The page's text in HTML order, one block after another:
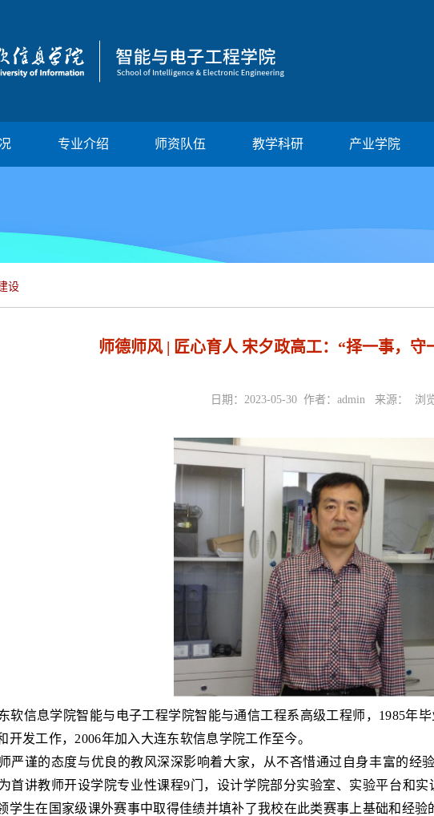
专业介绍 师资队伍 教学科研 产业学院
设
师德师风 | 匠心育人 宋夕政高工：“择一事，守
日期：2023-05-30 作者：admin 来源： 浏览
软信息学院智能与电子工程学院智能与通信工程系高级工程师， 1985年
开发工作，2006年加入大连东软信息学院工作至今。
严谨的态度与优良的教风深深影响着大家，从不吝惜通过自身丰富的经
首讲教师开设学院专业性课程9门，设计学院部分实验室、实验平台和
学生在国家级课外赛事中取得佳绩并填补了我校在此类赛事上基础和经验